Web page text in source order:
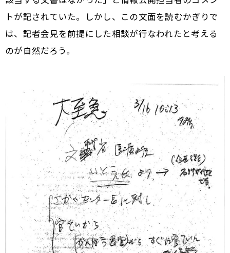
トが記されていた。しかし、この文面を読むかぎりで
は、記者会見を前提にした相談が行なわれたと考える
のが自然だろう。